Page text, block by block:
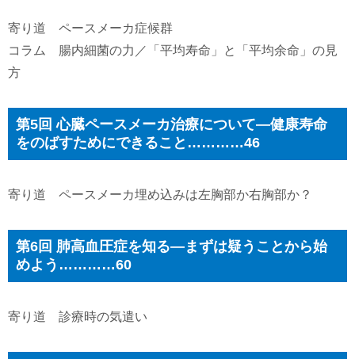
寄り道 ペースメーカ症候群
コラム 腸内細菌の力／「平均寿命」と「平均余命」の見
方
第5回 心臓ペースメーカ治療について―健康寿命
をのばすためにできること…………46
寄り道 ペースメーカ埋め込みは左胸部か右胸部か？
第6回 肺高血圧症を知る―まずは疑うことから始
めよう…………60
寄り道 診療時の気遣い